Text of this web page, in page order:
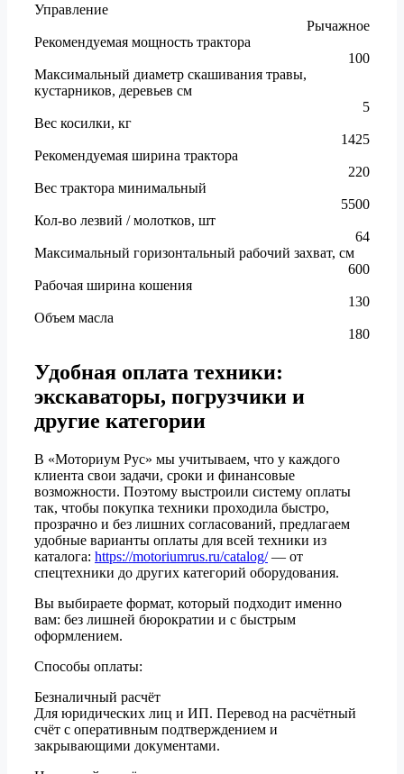
Управление
Рычажное
Рекомендуемая мощность трактора
100
Максимальный диаметр скашивания травы,
кустарников, деревьев см
5
Вес косилки, кг
1425
Рекомендуемая ширина трактора
220
Вес трактора минимальный
5500
Кол-во лезвий / молотков, шт
64
Максимальный горизонтальный рабочий захват, см
600
Рабочая ширина кошения
130
Объем масла
180
Удобная оплата техники:
экскаваторы, погрузчики и
другие категории
В «Моториум Рус» мы учитываем, что у каждого
клиента свои задачи, сроки и финансовые
возможности. Поэтому выстроили систему оплаты
так, чтобы покупка техники проходила быстро,
прозрачно и без лишних согласований, предлагаем
удобные варианты оплаты для всей техники из
каталога: https://motoriumrus.ru/catalog/— от
спецтехники до других категорий оборудования.
Вы выбираете формат, который подходит именно
вам: без лишней бюрократии и с быстрым
оформлением.
Способы оплаты:
Безналичный расчёт
Для юридических лиц и ИП. Перевод на расчётный
счёт с оперативным подтверждением и
закрывающими документами.